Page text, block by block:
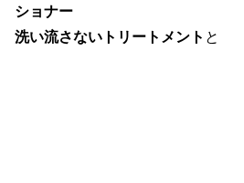
ショナー
洗い流さないトリートメント と